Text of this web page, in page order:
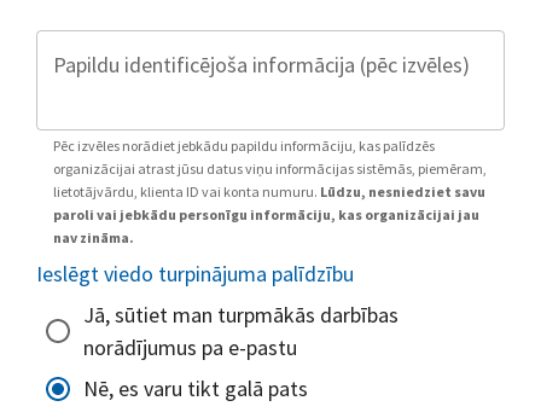
Papildu identificējoša informācija (pēc izvēles)
Pēc izvēles norādiet jebkādu papildu informāciju, kas palīdzēs
organizācijai atrast jūsu datus viņu informācijas sistēmās, piemēram,
lietotājvārdu, klienta ID vai konta numuru. Lūdzu, nesniedziet savu
paroli vai jebkādu personīgu informāciju, kas organizācijai jau
nav zināma.
Ieslēgt viedo turpinājuma palīdzību
Jā, sūtiet man turpmākās darbības
norādījumus pa e-pastu
Nē, es varu tikt galā pats